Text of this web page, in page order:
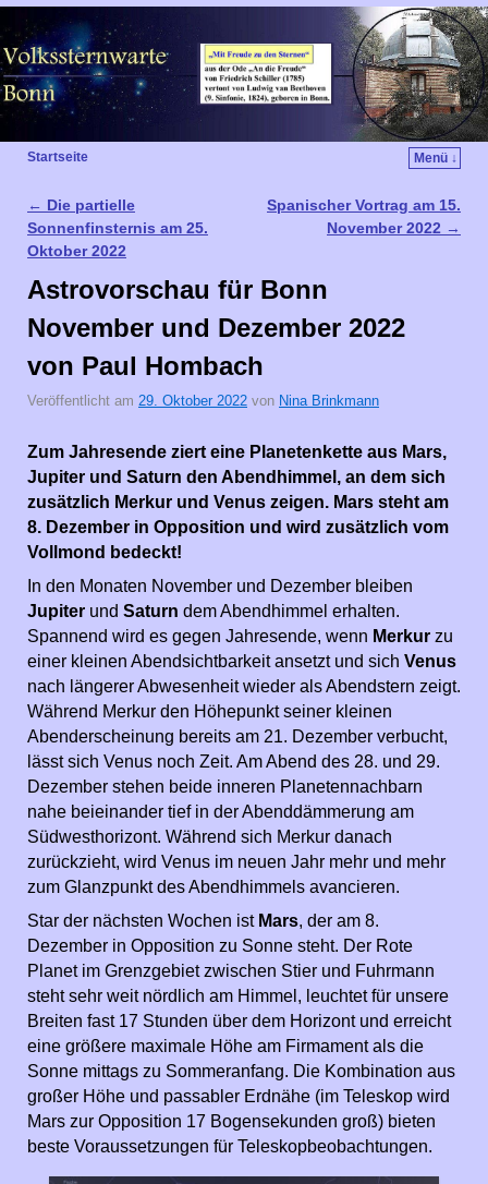
Startseite Menü ↓
Artikelnavigation
← Die partielle
Sonnenfinsternis am 25.
Oktober 2022
Spanischer Vortrag am 15.
November 2022 →
Astrovorschau für Bonn
November und Dezember 2022
von Paul Hombach
Veröffentlicht am 29. Oktober 2022 von Nina Brinkmann
Zum Jahresende ziert eine Planetenkette aus Mars,
Jupiter und Saturn den Abendhimmel, an dem sich
zusätzlich Merkur und Venus zeigen. Mars steht am
8. Dezember in Opposition und wird zusätzlich vom
Vollmond bedeckt!
In den Monaten November und Dezember bleiben
Jupiter und Saturn dem Abendhimmel erhalten.
Spannend wird es gegen Jahresende, wenn Merkur zu
einer kleinen Abendsichtbarkeit ansetzt und sich Venus
nach längerer Abwesenheit wieder als Abendstern zeigt.
Während Merkur den Höhepunkt seiner kleinen
Abenderscheinung bereits am 21. Dezember verbucht,
lässt sich Venus noch Zeit. Am Abend des 28. und 29.
Dezember stehen beide inneren Planetennachbarn
nahe beieinander tief in der Abenddämmerung am
Südwesthorizont. Während sich Merkur danach
zurückzieht, wird Venus im neuen Jahr mehr und mehr
zum Glanzpunkt des Abendhimmels avancieren.
Star der nächsten Wochen ist Mars, der am 8.
Dezember in Opposition zu Sonne steht. Der Rote
Planet im Grenzgebiet zwischen Stier und Fuhrmann
steht sehr weit nördlich am Himmel, leuchtet für unsere
Breiten fast 17 Stunden über dem Horizont und erreicht
eine größere maximale Höhe am Firmament als die
Sonne mittags zu Sommeranfang. Die Kombination aus
großer Höhe und passabler Erdnähe (im Teleskop wird
Mars zur Opposition 17 Bogensekunden groß) bieten
beste Voraussetzungen für Teleskopbeobachtungen.